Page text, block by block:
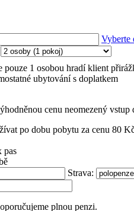
Vyberte
pouze 1 osobou hradí klient
ubytování s doplatkem
cenu neomezený
po dobu pobytu za cenu 80
pas
Strava:
plnou penzi.